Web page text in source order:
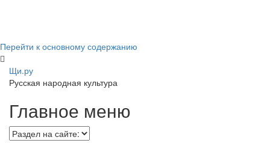
Перейти к основному содержанию
Щи.ру
Русская народная культура
Главное меню